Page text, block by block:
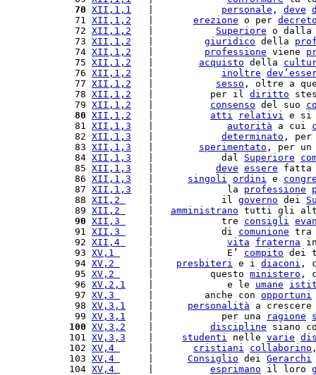
70 XII,1,1 personale , deve
71 XII,1,2 erezione o per
72 XII,1,2 Superiore o
73 XII,1,2 giuridico della
74 XII,1,2 professione viene
75 XII,1,2 acquisto della
76 XII,1,2 inoltre dev’
77 XII,1,2 sesso , oltre a
78 XII,1,2
   |          per il
diritto
79 XII,1,2 consenso del suo
80 XII,1,2 atti relativi e
81 XII,1,3 autorità a cui
82 XII,1,3 determinato ,
83 XII,1,3 sperimentato , per
84 XII,1,3
   |            dal
Superiore
85 XII,1,3 deve essere
86 XII,1,3 singoli ordini e
87 XII,1,3
   |             la
professione
88 XII,2
    |            il
governo dei
89 XII,2 amministrano tutti gli
90 XII,3
    |            tre
consigli
91 XII,3
    |            di
comunione tra
92 XII,4 vita fraterna
93 XV,1
     |             E’
compito dei
94 XV,2 presbiteri e i diaconi ,
95 XV,2
     |          questo
ministero ,
96 XV,2,1
    |             e le
umane
97 XV,3
     |         anche con
opportuni
98 XV,3,1 personalità a
99 XV,3,1
    |            per una
ragione
100 XV,3,2 discipline siano
101 XV,3,3 studenti nelle varie
102 XV,4 cristiani collaborino
103 XV,4 Consiglio dei Gerarchi
104 XV,4 esprimano il loro